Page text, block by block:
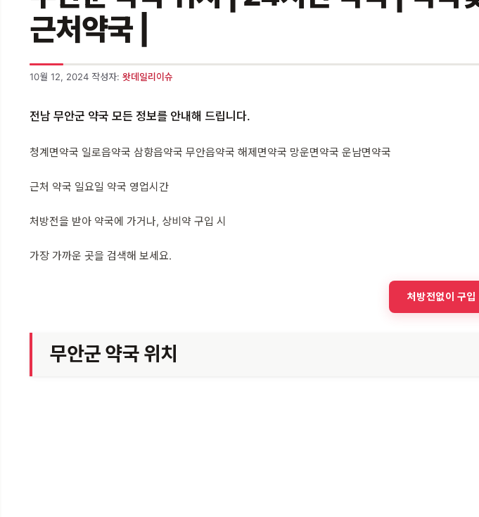
근처약국 |
10월 12, 2024 작성자: 왓데일리이슈
전남 무안군 약국 모든 정보를 안내해 드립니다.
청계면약국 일로읍약국 삼향읍약국 무안읍약국 해제면약국 망운면약국 운남면약국
근처 약국 일요일 약국 영업시간
처방전을 받아 약국에 가거나, 상비약 구입 시
가장 가까운 곳을 검색해 보세요.
처방전없이 구
무안군 약국 위치